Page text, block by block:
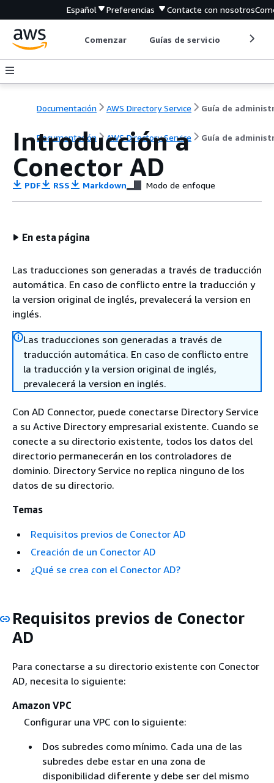
Español Preferencias Contacte con nosotros
Comenzar Guías de servicio
Documentación AWS Directory Service
Documentación AWS Directory Service Guía de
Introducción a
Conector AD
PDF RSS Markdown Modo de enfoque
En esta página
Las traducciones son generadas a través de traducción
automática. En caso de conflicto entre la traducción y
la version original de inglés, prevalecerá la version en
inglés.
Las traducciones son generadas a través de
traducción automática. En caso de conflicto entre
la traducción y la version original de inglés,
prevalecerá la version en inglés.
Con AD Connector, puede conectarse Directory Service
a su Active Directory empresarial existente. Cuando se
conecte a su directorio existente, todos los datos del
directorio permanecerán en los controladores de
dominio. Directory Service no replica ninguno de los
datos de su directorio.
Temas
Requisitos previos de Conector AD
Creación de un Conector AD
¿Qué se crea con el Conector AD?
Requisitos previos de Conector
AD
Para conectarse a su directorio existente con Conector
AD, necesita lo siguiente:
Amazon VPC
Configurar una VPC con lo siguiente:
Dos subredes como mínimo. Cada una de las
subredes debe estar en una zona de
disponibilidad diferente y debe ser del mismo